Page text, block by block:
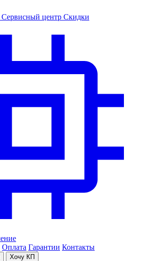
Сервисный центр Скидки
Оплата Гарантии Контакты
Хочу КП